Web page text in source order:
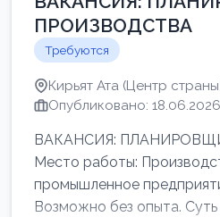
ПРОИЗВОДСТВА
Требуются
Кирьят Ата (Центр
Опубликовано: 18.06.2026
ВАКАНСИЯ:
Место работы:
промышленное
Возможно без опыта.